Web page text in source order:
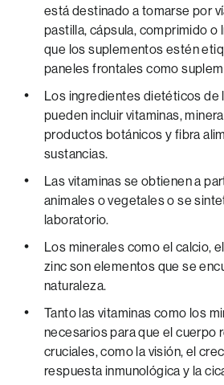
está destinado a tomarse por
pastilla, cápsula, comprimido o
que los suplementos estén
paneles frontales como
Los ingredientes dietéticos de
pueden incluir vitaminas,
productos botánicos y fibra
sustancias.
Las vitaminas se obtienen a
animales o vegetales o se
laboratorio.
Los minerales como el calcio,
zinc son elementos que se
naturaleza.
Tanto las vitaminas como los
necesarios para que el cuerpo
cruciales, como la visión, el
respuesta inmunológica y la